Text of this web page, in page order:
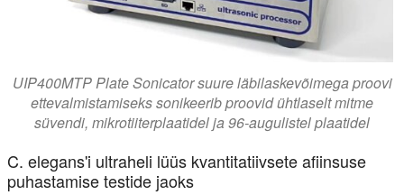
UIP400MTP Plate Sonicator suure läbilaskevõimega proovi
ettevalmistamiseks sonikeerib proovid ühtlaselt mitme
süvendi, mikrotiiterplaatidel ja 96-augulistel plaatidel
C. elegans'i ultraheli lüüs kvantitatiivsete afiinsuse
puhastamise testide jaoks